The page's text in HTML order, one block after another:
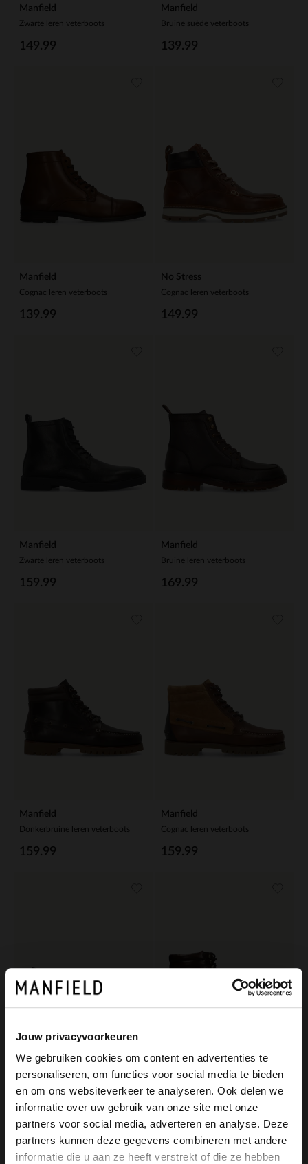
Jouw privacyvoorkeuren
We gebruiken cookies om content en advertenties te
personaliseren, om functies voor social media te bieden
en om ons websiteverkeer te analyseren. Ook delen we
informatie over uw gebruik van onze site met onze
partners voor social media, adverteren en analyse. Deze
partners kunnen deze gegevens combineren met andere
informatie die u aan ze heeft verstrekt of die ze hebben
Manfield
Zwarte leren veterboots
149.99
Manfield
Bruine suède veterboots
139.99
Manfield
Cognac leren veterboots
139.99
No Stress
Cognac leren veterboots
149.99
Manfield
Zwarte leren veterboots
159.99
Manfield
Bruine leren veterboots
169.99
Manfield
Donkerbruine leren veterboots
159.99
Manfield
Cognac leren veterboots
159.99
139.99
Bruine leren veterboots
139.99
×
View this website in English?
It looks like your language isn't Dutch. Would
you like to switch to English?